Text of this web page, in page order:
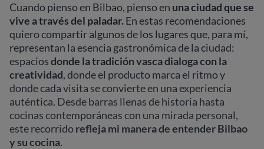
Cuando pienso en Bilbao, pienso en una ciudad que se
vive a través del paladar.En estas recomendaciones
quiero compartir algunos de los lugares que, para mí,
representan la esencia gastronómica de la ciudad:
espaciosdonde la tradición vasca dialoga con la
creatividad, donde el producto marca el ritmo y
donde cada visita se convierte en una experiencia
auténtica. Desde barras llenas de historia hasta
cocinas contemporáneas con una mirada personal,
este recorridorefleja mi manera de entender Bilbao
y su cocina.